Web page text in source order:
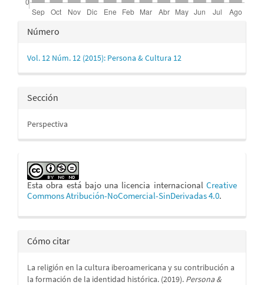
Detalles
del
artículo
Número
Vol. 12 Núm. 12 (2015): Persona & Cultura 12
Sección
Perspectiva
Esta obra está bajo una licencia internacional Creative
Commons Atribución-NoComercial-SinDerivadas 4.0.
Cómo citar
La religión en la cultura iberoamericana y su contribución a
la formación de la identidad histórica. (2019). Persona &